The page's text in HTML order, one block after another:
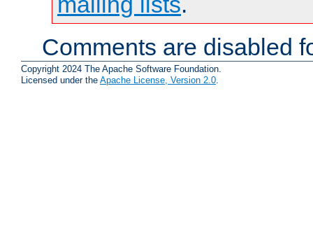
Comments are disabled
Copyright 2024 The Apache Software Foundation.
Licensed under the Apache License, Version 2.0